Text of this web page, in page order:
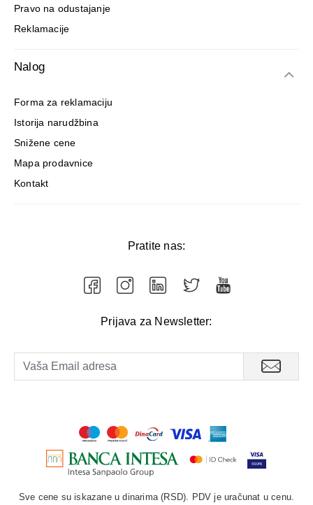
Pravo na odustajanje
Reklamacije
Nalog
Forma za reklamaciju
Istorija narudžbina
Snižene cene
Mapa prodavnice
Kontakt
Pratite nas:
Prijava za Newsletter:
Sve cene su iskazane u dinarima (RSD). PDV je uračunat u cenu.